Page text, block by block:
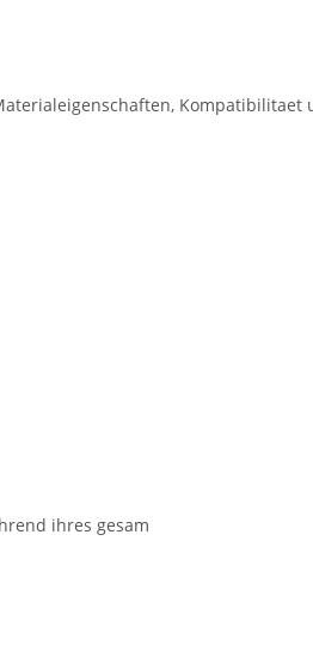
Kompatibilitaet
ihres gesam